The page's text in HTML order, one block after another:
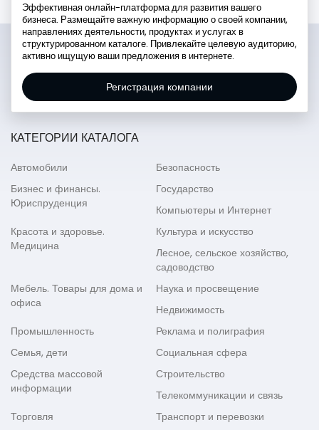
Эффективная онлайн-платформа для развития вашего
бизнеса. Размещайте важную информацию о своей компании,
направлениях деятельности, продуктах и услугах в
структурированном каталоге. Привлекайте целевую аудиторию,
активно ищущую ваши предложения в интернете.
Регистрация компании
КАТЕГОРИИ КАТАЛОГА
Автомобили
Безопасность
Бизнес и финансы.
Юриспруденция
Государство
Компьютеры и Интернет
Красота и здоровье.
Медицина
Культура и искусство
Лесное, сельское хозяйство,
садоводство
Мебель. Товары для дома и
офиса
Наука и просвещение
Недвижимость
Промышленность
Реклама и полиграфия
Семья, дети
Социальная сфера
Средства массовой
информации
Строительство
Телекоммуникации и связь
Торговля
Транспорт и перевозки